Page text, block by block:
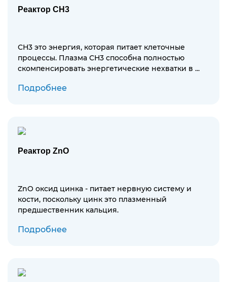
Реактор CH3
СН3 это энергия, которая питает клеточные
процессы. Плазма СН3 способна полностью
скомпенсировать энергетические нехватки в ...
Подробнее
Реактор ZnO
ZnO оксид цинка - питает нервную систему и
кости, поскольку цинк это плазменный
предшественник кальция.
Подробнее